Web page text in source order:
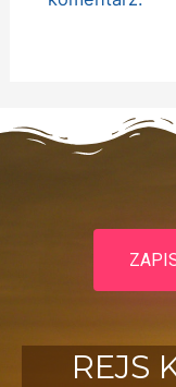
REJS